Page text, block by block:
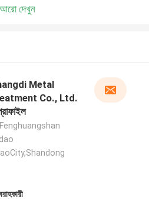
আরো দেখুন
Metal
Co., Ltd.